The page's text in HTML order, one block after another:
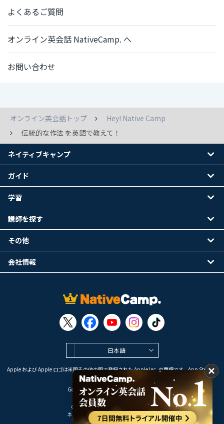
よくあるご質問
オンライン英会話 NativeCamp. へ
お問い合わせ
オンライン英会話トップ
Hey! Native Camp
伝統的な作法 を英語で教えて！
日本語
Apple および Apple ロゴは米国その他の国で登録された Apple Inc. の商標です。App Store は
Apple Inc. のサービスマークです。
Google Play は Google LLC の商標です。
Copyright © 2026 オンライン英会話
ネイティブキャンプ All Rights Reserved.
ネイティブキャンプ
ガイド
学習
講師を探す
その他
会社情報